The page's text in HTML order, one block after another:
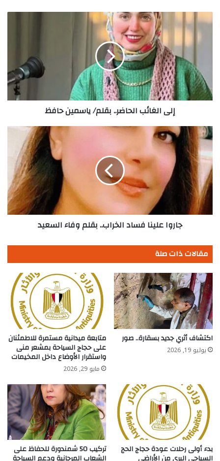
إلى
الغائب
حافظ
إلى الغائب الحاضر.. بقلم/ ياسمين حافظ
جاروا
علينا
فساد
الخراب..
بقلم
وفاء
السعيد
جاروا علينا فساد الخراب.. بقلم وفاء السعيد
مقالات ذات صلة
اكتشاف أثري جديد بسقارة.. صور
يوليو 19, 2026
متابعة ميدانية مستمرة للاطمئنان
على حجاج السياحة بمشعر منى
واستقرار الأوضاع داخل المخيمات
مايو 29, 2026
بدء أولى رحلات عودة حجاج الحج تركيب 50 شمندورة للحفاظ على